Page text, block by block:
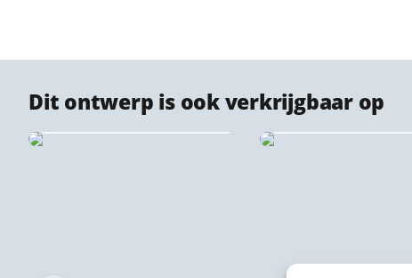
Dit ontwerp is ook verkrijgbaar op
Geroest metaal —